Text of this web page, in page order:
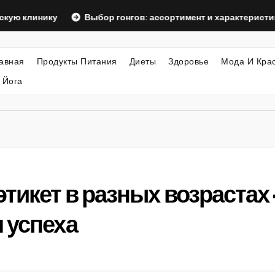
Выбор гонгов: ассортимент и характеристики
Продукты Питания Диеты Здоровье Мода И
в разных